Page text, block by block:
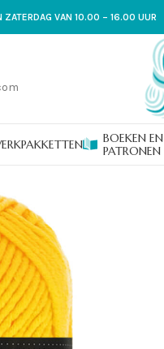
ZATERDAG VAN 10.00 – 16.00 UUR
BOEKEN EN
PATRONEN